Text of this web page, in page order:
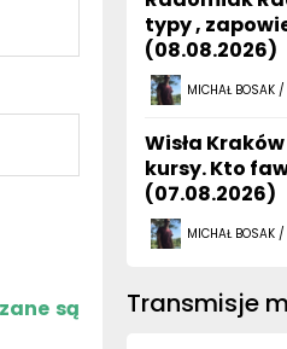
są
typy ,
(08.08.2026)
MICHAŁ BOSAK
Wisła
kursy. Kto
(07.08.2026)
MICHAŁ
Transmisje